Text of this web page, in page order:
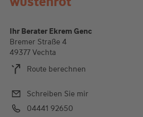
Ihr Berater Ekrem Genc
Bremer Straße 4
49377 Vechta
Route berechnen
Schreiben Sie mir
04441 92650